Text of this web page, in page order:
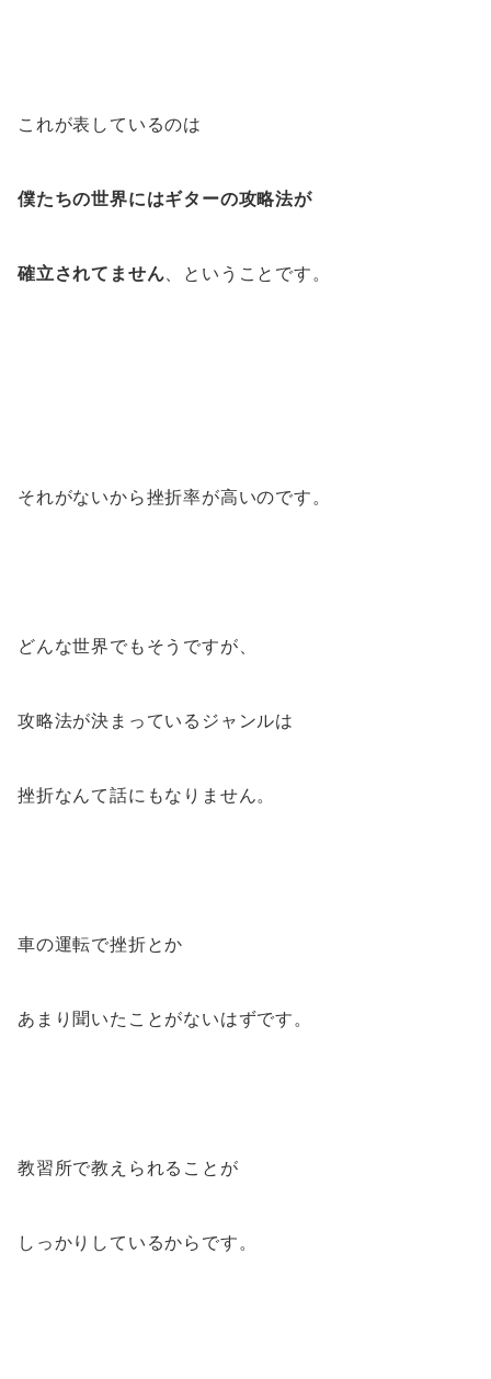
これが表しているのは
僕たちの世界にはギターの攻略法が
確立されてません、ということです。
それがないから挫折率が高いのです。
どんな世界でもそうですが、
攻略法が決まっているジャンルは
挫折なんて話にもなりません。
車の運転で挫折とか
あまり聞いたことがないはずです。
教習所で教えられることが
しっかりしているからです。